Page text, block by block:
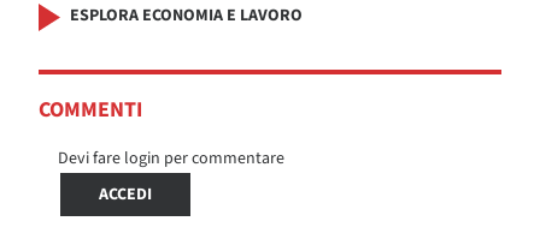
ESPLORA ECONOMIA E LAVORO
COMMENTI
Devi fare login per commentare
ACCEDI